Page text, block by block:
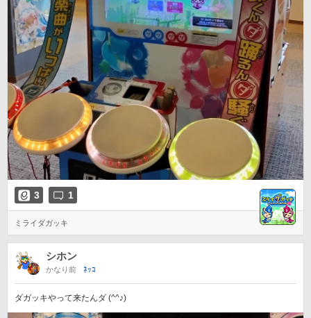
3 1
ミライダガッキ
シホン
かなり前 ﾈｯｺ
ダガッキやって来たんダ (^^♪)